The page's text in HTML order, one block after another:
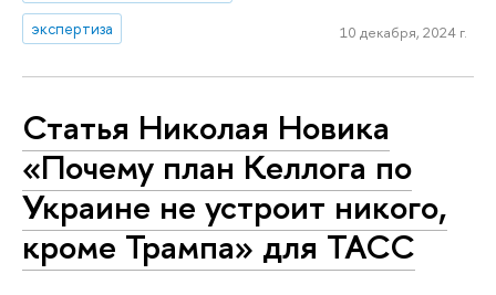
экспертиза
10 декабря, 2024 г.
Статья Николая Новика
«Почему план Келлога по
Украине не устроит никого,
кроме Трампа» для ТАСС